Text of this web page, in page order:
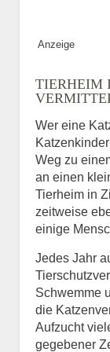
Anzeige
TIERHEIM
Wer eine
Weg zu
an einen
Tierheim in
zeitweise
einige
Jedes Jahr
Schwemme
die
Aufzucht
gegebener